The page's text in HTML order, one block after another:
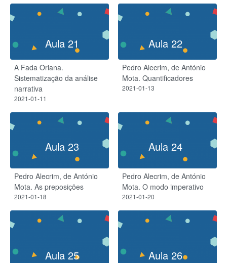
Aula 21
A Fada Oriana.
Sistematização da análise
narrativa
2021-01-11
Aula 22
Pedro Alecrim, de António
Mota. Quantificadores
2021-01-13
Aula 23
Pedro Alecrim, de António
Mota. As preposições
2021-01-18
Aula 24
Pedro Alecrim, de António
Mota. O modo imperativo
2021-01-20
Aula 25 Aula 26